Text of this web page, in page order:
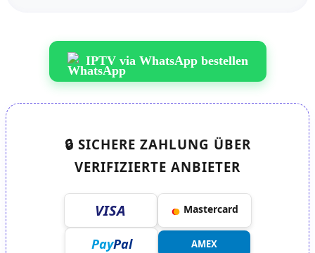
IPTV via WhatsApp bestellen
🔒 SICHERE ZAHLUNG ÜBER
VERIFIZIERTE ANBIETER
VISA ●
● Mastercard
PayPal AMEX